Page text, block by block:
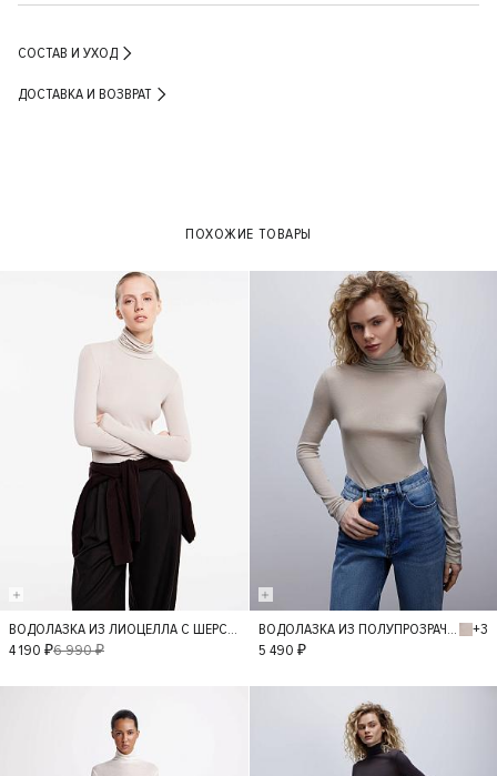
СОСТАВ И УХОД
ДОСТАВКА И ВОЗВРАТ
ПОХОЖИЕ ТОВАРЫ
XS
L
ВОДОЛАЗКА ИЗ ЛИОЦЕЛЛА С ШЕРСТЬЮ
4 190 ₽6 990 ₽ M
ВОДОЛАЗКА ИЗ ПОЛУПРОЗРАЧНОГО ТРИКОТАЖА
+3
5 490 ₽